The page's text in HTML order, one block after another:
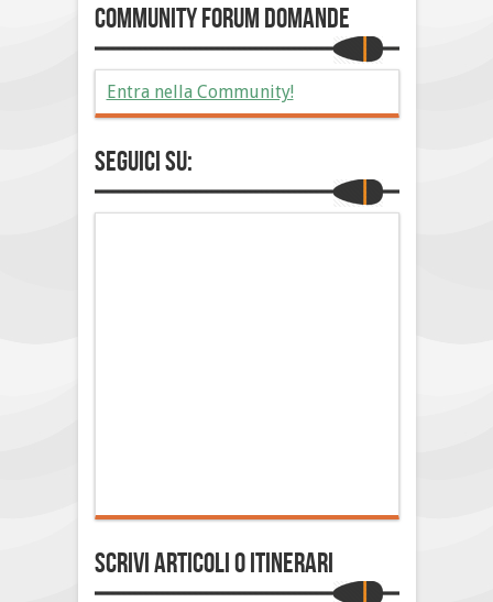
Community Forum Domande
Entra nella Community!
Seguici su:
Scrivi Articoli o Itinerari